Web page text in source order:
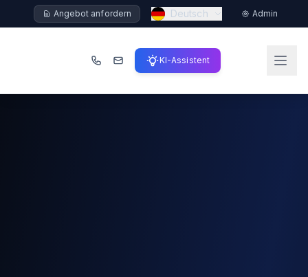
Angebot anfordern Deutsch Admin
KI-Assistent